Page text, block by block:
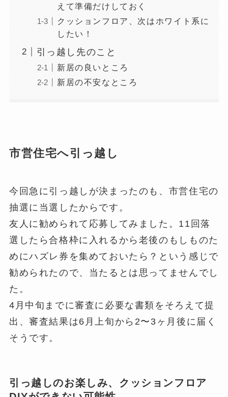
えて準備だけしておく
クッションフロア、次はホワイト系に
したい！
引っ越し先のこと
新居の良いところ
新居の不安なところ
市営住宅へ引っ越し
今回急に引っ越しが決まったのも、市営住宅の
抽選に当選したからです。
友人に勧められて応募してみました。11回落
選したら合格枠に入れるから老後のもしものた
めにハズレ券を集めておいたら？という感じで
勧められたので、当たるとは思ってませんでし
た。
4月中旬までに審査に必要な書類をそろえて提
出、審査結果は6月上旬から2〜3ヶ月後に届く
そうです。
引っ越しのお楽しみ、クッションフロア